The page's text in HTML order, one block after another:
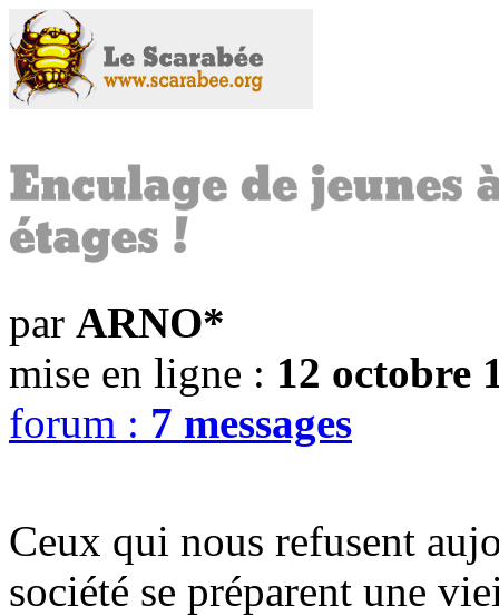
par ARNO*
mise en ligne : 12 octobre
forum : 7 messages
Ceux qui nous refusent
société se préparent une